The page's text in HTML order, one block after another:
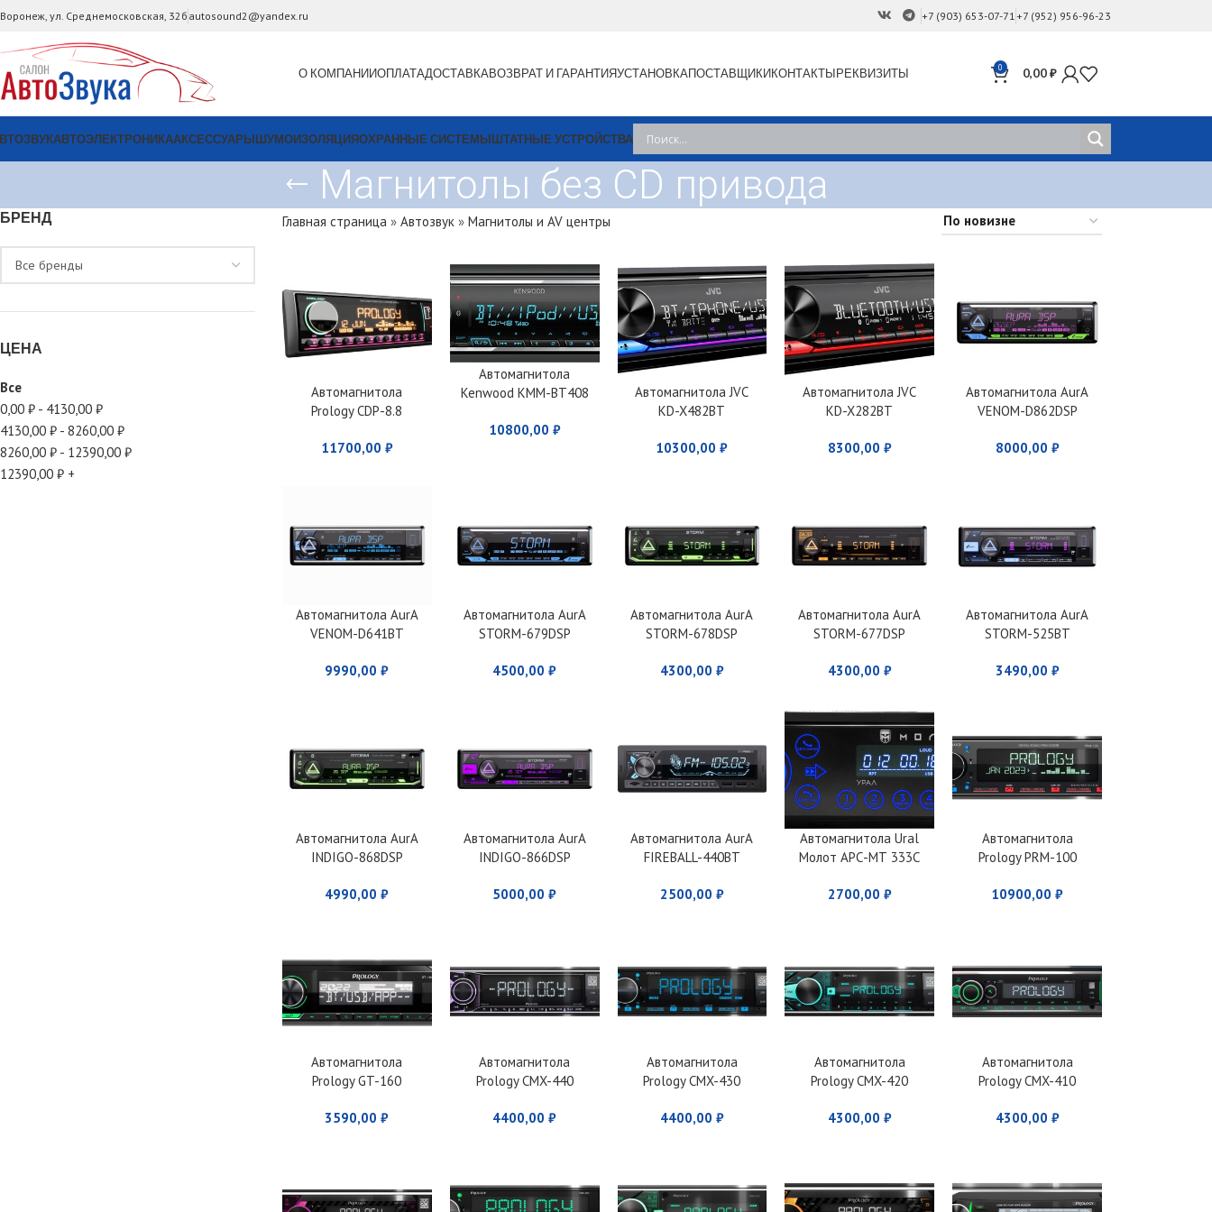
Воронеж, ул. Среднемосковская, 32б autosound2@yandex.ru +7 (903) 653-07-71 +7 (952) 956-96-23
О КОМПАНИИОПЛАТАДОСТАВКАВОЗВРАТ И ГАРАНТИЯУСТАНОВКАПОСТАВЩИКИКОНТАКТЫРЕКВИЗИТЫ 0 0,00₽
АВТОЭЛЕКТРОНИКААКСЕССУАРЫШУМОИЗОЛЯЦИЯОХРАННЫЕ СИСТЕМЫШТАТНЫЕ УСТРОЙСТВА
Магнитолы без CD привода
БРЕНД
ЦЕНА
Все
0,00 ₽ - 4130,00 ₽
4130,00 ₽ - 8260,00 ₽
8260,00 ₽ - 12390,00 ₽
12390,00 ₽ +
Главная страница» Автозвук» Магнитолы и AV центры
Автомагнитола
Prology CDP-8.8
11700,00 ₽
Автомагнитола
Kenwood KMM-BT408
10800,00 ₽
Автомагнитола JVC
KD-X482BT
10300,00₽
Автомагнитола JVC
KD-X282BT
8300,00 ₽
Автомагнитола AurA
VENOM-D862DSP
8000,00 ₽
Автомагнитола AurA
VENOM-D641BT
9990,00₽
Автомагнитола AurA
STORM-679DSP
4500,00₽
Автомагнитола AurA
STORM-678DSP
4300,00 ₽
Автомагнитола AurA
STORM-677DSP
4300,00 ₽
Автомагнитола AurA
STORM-525BT
3490,00 ₽
Автомагнитола AurA
INDIGO-868DSP
4990,00₽
Автомагнитола AurA
INDIGO-866DSP
5000,00₽
Автомагнитола AurA
FIREBALL-440BT
2500,00 ₽
Автомагнитола Ural
Молот АРС-МТ 333С
2700,00 ₽
Автомагнитола
Prology PRM-100
10900,00 ₽
Автомагнитола
Prology GT-160
3590,00₽
Автомагнитола
Prology CMX-440
4400,00₽
Автомагнитола
Prology CMX-430
4400,00 ₽
Автомагнитола
Prology CMX-420
4300,00 ₽
Автомагнитола
Prology CMX-410
4300,00 ₽